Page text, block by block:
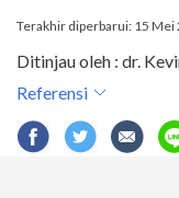
Terakhir diperbarui: 15 Mei